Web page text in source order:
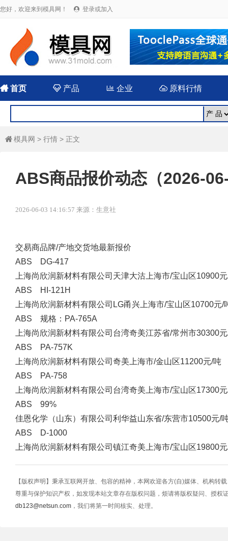
您好，欢迎来到模具网！  登录或加入
首页  产品 企业 原料行情
 模具网 > 行情 > 正文
ABS商品报价动态（2026-
2026-06-03 14:16:57 来源：生意社
交易商品牌/产地交货地最新报价
ABS DG-417
上海尚欣润新材料有限公司 天津大沽 上海市/宝山区10900
ABS HI-121H
上海尚欣润新材料有限公司 LG甬兴 上海市/宝山区10700元/
ABS 规格：PA-765A
上海尚欣润新材料有限公司 台湾奇美江苏省/常州市30300
ABS PA-757K
上海尚欣润新材料有限公司 奇美 上海市/金山区11200元/吨
ABS PA-758
上海尚欣润新材料有限公司 台湾奇美 上海市/宝山区17300
ABS 99%
佳恩化学（山东）有限公司 利华益山东省/东营市10500元/
ABS D-1000
上海尚欣润新材料有限公司 镇江奇美 上海市/宝山区19800
【版权声明】秉承互联网开放、包容的精神，本网欢迎各方(自)媒体、机构转
尊重与保护知识产权，如发现本站文章存在版权问题，烦请将版权疑问、授权
db123@netsun.com ，我们将第一时间核实、处理。